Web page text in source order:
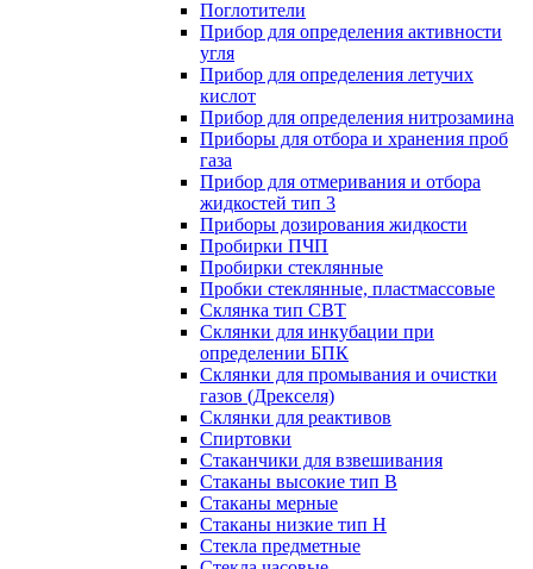
Поглотители
Прибор для определения активности
угля
Прибор для определения летучих
кислот
Прибор для определения нитрозамина
Приборы для отбора и хранения проб
газа
Прибор для отмеривания и отбора
жидкостей тип 3
Приборы дозирования жидкости
Пробирки ПЧП
Пробирки стеклянные
Пробки стеклянные, пластмассовые
Склянка тип СВТ
Склянки для инкубации при
определении БПК
Склянки для промывания и очистки
газов (Дрекселя)
Склянки для реактивов
Спиртовки
Стаканчики для взвешивания
Стаканы высокие тип В
Стаканы мерные
Стаканы низкие тип Н
Стекла предметные